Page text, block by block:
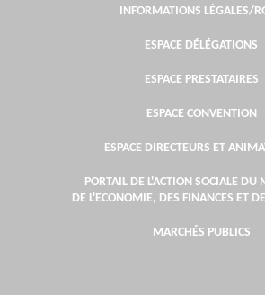
INFORMATIONS LÉGALES/
ESPACE DÉLÉGATIONS
ESPACE PRESTATAIRES
ESPACE CONVENTION
ESPACE DIRECTEURS ET
PORTAIL DE L'ACTION SOCIALE DU
DE L'ECONOMIE, DES FINANCES ET
MARCHÉS PUBLICS